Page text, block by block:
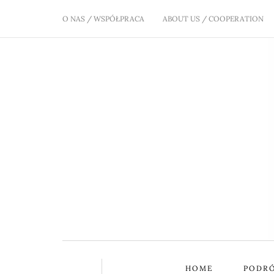
O NAS / WSPÓŁPRACA ABOUT US / COOPERATION
HOME